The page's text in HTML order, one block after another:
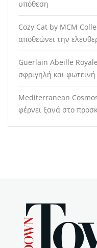
υπόθεση
Cozy Cat by MCM
αποθεώνει την
Guerlain Abeille
σφριγηλή και φωτεινή
Mediterranean
φέρνει ξανά στο